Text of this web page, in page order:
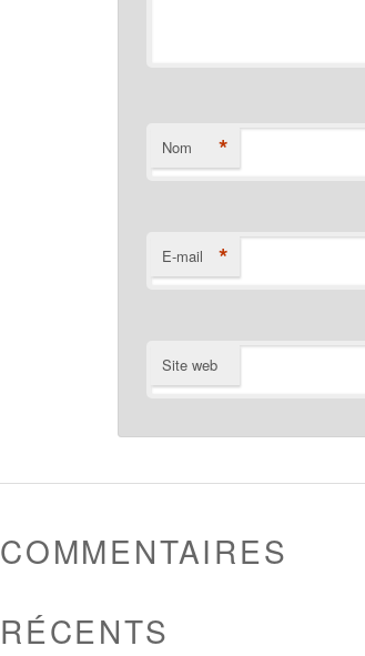
Nom *
E-mail *
Site web
COMMENTAIRES
RÉCENTS